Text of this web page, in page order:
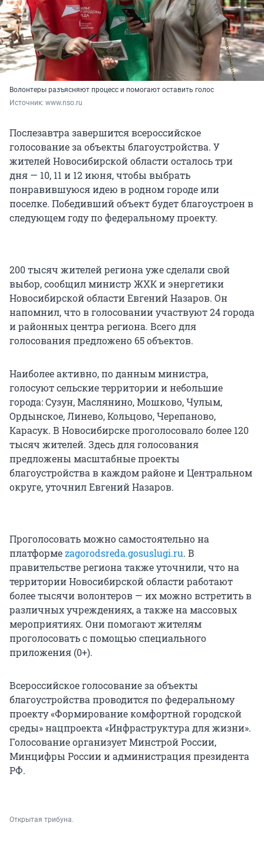
Волонтеры разъясняют процесс и помогают оставить голос
Источник: www.nso.ru
Послезавтра завершится всероссийское
голосование за объекты благоустройства. У
жителей Новосибирской области осталось три
дня — 10, 11 и 12 июня, чтобы выбрать
понравившуюся идею в родном городе или
поселке. Победивший объект будет благоустроен в
следующем году по федеральному проекту.
200 тысяч жителей региона уже сделали свой
выбор, сообщил министр ЖХК и энергетики
Новосибирской области Евгений Назаров. Он
напомнил, что в голосовании участвуют 24 города
и районных центра региона. Всего для
голосования предложено 65 объектов.
Наиболее активно, по данным министра,
голосуют сельские территории и небольшие
города: Сузун, Маслянино, Мошково, Чулым,
Ордынское, Линево, Кольцово, Черепаново,
Карасук. В Новосибирске проголосовало более 120
тысяч жителей. Здесь для голосования
предложены масштабные проекты
благоустройства в каждом районе и Центральном
округе, уточнил Евгений Назаров.
Проголосовать можно самостоятельно на
платформеzagorodsreda.gosuslugi.ru. В
правительстве региона также уточнили, что на
территории Новосибирской области работают
более тысячи волонтеров — их можно встретить в
различных учреждениях, а также на массовых
мероприятиях. Они помогают жителям
проголосовать с помощью специального
приложения (0+).
Всероссийское голосование за объекты
благоустройства проводится по федеральному
проекту «Формирование комфортной городской
среды» нацпроекта «Инфраструктура для жизни».
Голосование организует Минстрой России,
Минцифры России и администрация президента
РФ.
Открытая трибуна.